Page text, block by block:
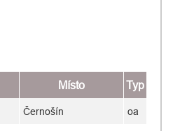
Místo Typ
Černošín oa